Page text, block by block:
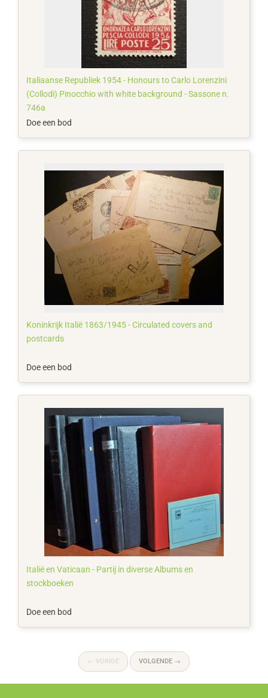
Italiaanse Republiek 1954 - Honours to Carlo Lorenzini
(Collodi) Pinocchio with white background - Sassone n.
746a
Doe een bod
Koninkrijk Italië 1863/1945 - Circulated covers and
postcards
Doe een bod
Italië en Vaticaan - Partij in diverse Albums en
stockboeken
Doe een bod
← VORIGE VOLGENDE →